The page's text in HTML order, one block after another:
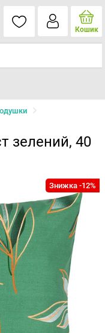
Кошик
зелений, 40
Знижка -12%